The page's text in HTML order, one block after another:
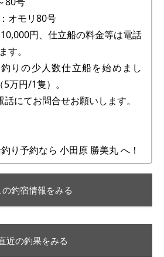
オモリ80号
円、仕立船の料金等は電話
す。
りの少人数仕立船を始めまし
万円/1隻）。
にてお問合せお願いします。
り予約なら 小田原 勝美丸 へ！
の釣宿情報をみる
近の釣果をみる